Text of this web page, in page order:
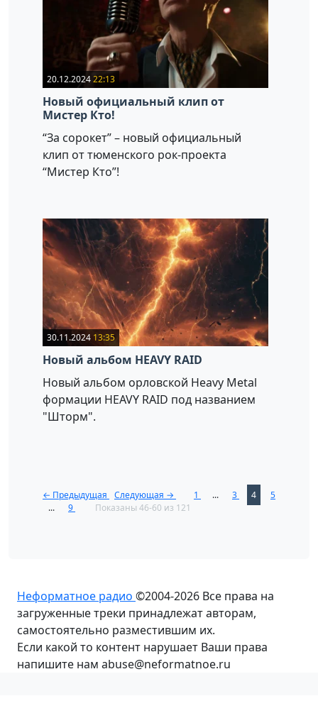
20.12.202422:13
Новый официальный клип от
Мистер Кто!
“За сорокет” – новый официальный
клип от тюменского рок-проекта
“Мистер Кто”!
30.11.2024 13:35
Новый альбом HEAVY RAID
Новый альбом орловской Heavy Metal
формации HEAVY RAID под названием
"Шторм".
← Предыдущая Следующая → 1 ... 3 4
5
...
9 Показаны 46-60 из 121
Неформатное радио ©2004-2026 Все права на
загруженные треки принадлежат авторам,
самостоятельно разместившим их.
Если какой то контент нарушает Ваши права
напишите нам abuse@neformatnoe.ru